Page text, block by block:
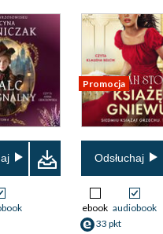
Promocja
Odsłuchaj
ebook audiobook
33 pkt